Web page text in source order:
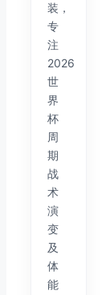
装，
专
注
2026
世
界
杯
周
期
战
术
演
变
及
体
能